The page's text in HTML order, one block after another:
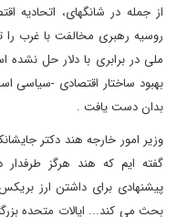
از جمله در شانگهای، اتحادیه
روسیه رهبری مخالفت با غرب
ملی در برابری با دلار حل نشده
بهبود ساختار اقتصادی -سیاسی
بدان دست یافت .
گفته ایم که هند هرگز
پیشنهادی برای داشتن ارز
بحث می کند... ایالات متحده